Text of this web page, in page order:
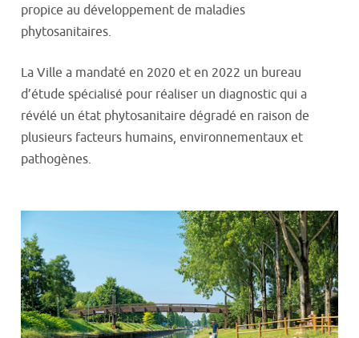
propice au développement de maladies
phytosanitaires.
La Ville a mandaté en 2020 et en 2022 un bureau
d’étude spécialisé pour réaliser un diagnostic qui a
révélé un état phytosanitaire dégradé en raison de
plusieurs facteurs humains, environnementaux et
pathogènes.